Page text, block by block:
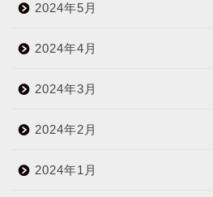
2024年5月
2024年4月
2024年3月
2024年2月
2024年1月